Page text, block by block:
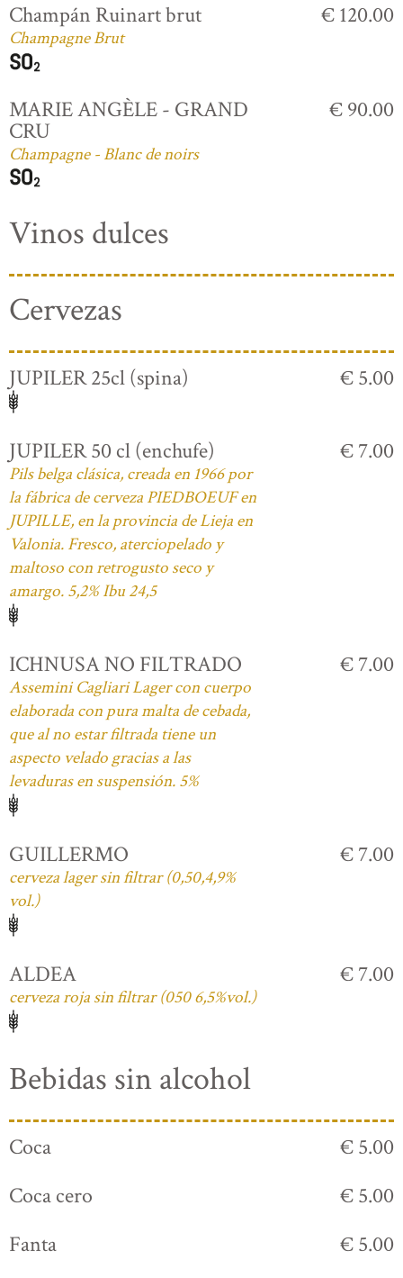
Champán Ruinart brut
Champagne Brut
€ 120.00
MARIE ANGÈLE - GRAND
CRU
Champagne - Blanc de noirs
€ 90.00
Vinos dulces
Cervezas
JUPILER 25cl (spina) € 5.00
JUPILER 50 cl (enchufe)
Pils belga clásica, creada en 1966 por
la fábrica de cerveza PIEDBOEUF en
JUPILLE, en la provincia de Lieja en
Valonia. Fresco, aterciopelado y
maltoso con retrogusto seco y
amargo. 5,2% Ibu 24,5
€ 7.00
ICHNUSA NO FILTRADO
Assemini Cagliari Lager con cuerpo
elaborada con pura malta de cebada,
que al no estar filtrada tiene un
aspecto velado gracias a las
levaduras en suspensión. 5%
€ 7.00
GUILLERMO
cerveza lager sin filtrar (0,50,4,9%
vol.)
€ 7.00
ALDEA
cerveza roja sin filtrar (050 6,5%vol.)
€ 7.00
Bebidas sin alcohol
Coca
€ 5.00
Coca cero
€ 5.00
Fanta
€ 5.00